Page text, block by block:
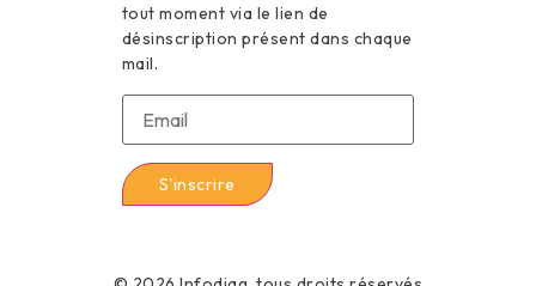
tout moment via le lien de
désinscription présent dans chaque
mail.